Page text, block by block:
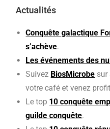
Actualités
Conquête galactique
s’achève.
Les événements des
Suivez BiosMicrobe sur
votre café et venez
Le top 10 conquête
guilde conquête.